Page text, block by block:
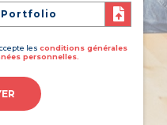
Portfolio
les conditions générales
personnelles.